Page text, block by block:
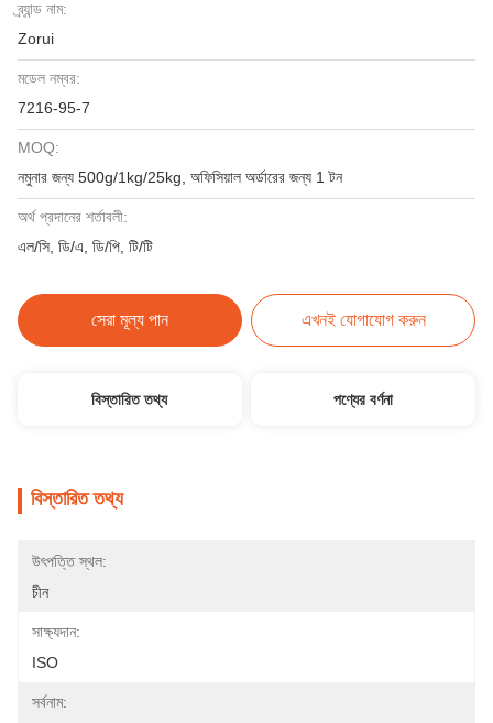
ব্র্যান্ড নাম:
Zorui
মডেল নম্বর:
7216-95-7
MOQ:
নমুনার জন্য 500g/1kg/25kg, অফিসিয়াল অর্ডারের জন্য 1 টন
অর্থ প্রদানের শর্তাবলী:
এল/সি, ডি/এ, ডি/পি, টি/টি
সেরা মূল্য পান এখনই যোগাযোগ করুন
বিস্তারিত তথ্য পণ্যের বর্ণনা
বিস্তারিত তথ্য
উৎপত্তি স্থল:
চীন
সাক্ষ্যদান:
ISO
সর্বনাম: